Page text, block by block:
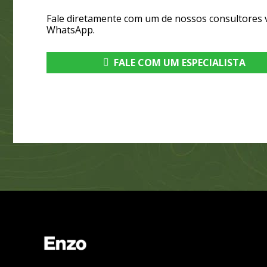
Fale diretamente com um de nossos consultores
WhatsApp.
FALE COM UM ESPECIALISTA